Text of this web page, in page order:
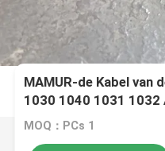
MAMUR-de Kabel van
1030 1040 1031 1032
JMC
MOQ：PCs 1